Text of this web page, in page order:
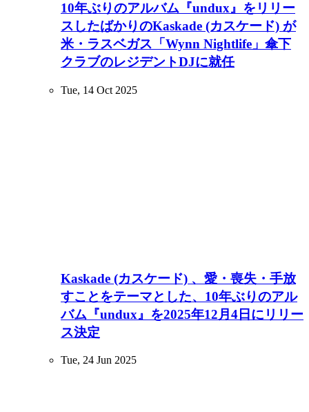
10年ぶりのアルバム『undux』をリリー
スしたばかりのKaskade (カスケード) が
米・ラスベガス「Wynn Nightlife」傘下
クラブのレジデントDJに就任
Tue, 14 Oct 2025
Kaskade (カスケード) 、愛・喪失・手放
すことをテーマとした、10年ぶりのアル
バム『undux』を2025年12月4日にリリー
ス決定
Tue, 24 Jun 2025